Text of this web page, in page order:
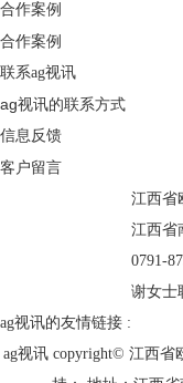
合作案例
合作案例
联系ag视讯
ag视讯的联系方式
信息反馈
客户留言
江西省
江西省
0791-
谢女士
ag视讯的友情链接 :
ag视讯 copyright© 江西